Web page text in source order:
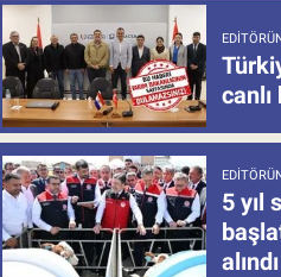
5 yıl
alındı